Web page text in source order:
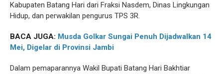
Kabupaten Batang Hari dari Fraksi Nasdem, Dinas Lingkungan
Hidup, dan perwakilan pengurus TPS 3R.
BACA JUGA: Musda Golkar Sungai Penuh Dijadwalkan 14
Mei, Digelar di Provinsi Jambi
Dalam pemaparannya Wakil Bupati Batang Hari Bakhtiar